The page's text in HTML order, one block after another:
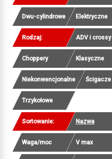
Dwu-cylindrowe Elektryczne
Rodzaj: ADV i crossy
Choppery Klasyczne
Niekonwencjonalne Ścigacze
Trzykołowe
Sortowanie: Nazwa
Waga/moc V max